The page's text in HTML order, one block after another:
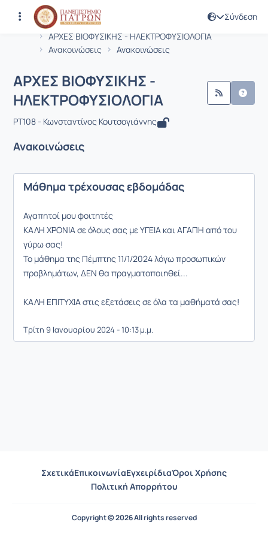
Σύνδεση
Αρχική Σελίδα
ΑΡΧΕΣ ΒΙΟΦΥΣΙΚΗΣ - ΗΛΕΚΤΡΟΦΥΣΙΟΛΟΓΙΑ
Ανακοινώσεις
Ανακοινώσεις
Μάθημα : ΑΡΧΕΣ ΒΙΟΦΥΣΙΚΗΣ -
Κωδικός : PT108
ΑΡΧΕΣ ΒΙΟΦΥΣΙΚΗΣ -
ΗΛΕΚΤΡΟΦΥΣΙΟΛΟΓΙΑ
PT108 - Κωνσταντίνος Κουτσογιάννης
Ανακοινώσεις
Μάθημα τρέχουσας εβδομάδας
Αγαπητοί μου φοιτητές
ΚΑΛΗ ΧΡΟΝΙΑ σε όλους σας με ΥΓΕΙΑ και ΑΓΑΠΗ από του
γύρω σας!
Το μάθημα της Πέμπτης 11/1/2024 λόγω προσωπικών
προβλημάτων, ΔΕΝ θα πραγματοποιηθεί...
ΚΑΛΗ ΕΠΙΤΥΧΙΑ στις εξετάσεις σε όλα τα μαθήματά σας!
Τρίτη 9 Ιανουαρίου 2024 - 10:13 μ.μ.
ΣχετικάΕπικοινωνίαΕγχειρίδιαΌροι Χρήσης
Πολιτική Απορρήτου
Copyright © 2026 All rights reserved